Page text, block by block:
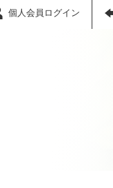
個人会員ログイン